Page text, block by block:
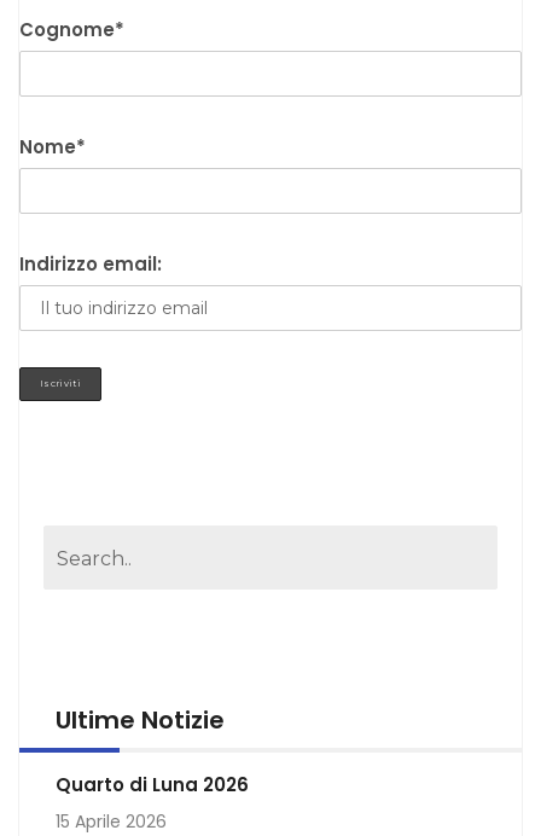
Cognome*
Nome*
Indirizzo email:
Ultime Notizie
Quarto di Luna 2026
15 Aprile 2026